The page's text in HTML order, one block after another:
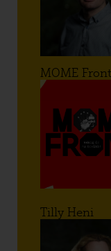
MOME Front
Tilly Heni